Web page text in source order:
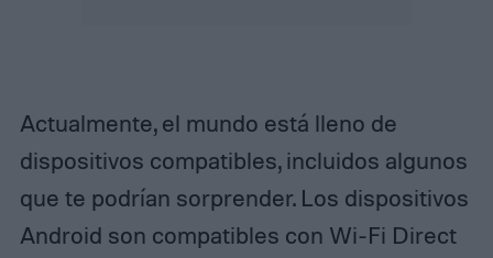
Actualmente, el mundo está lleno de
dispositivos compatibles, incluidos algunos
que te podrían sorprender. Los dispositivos
Android son compatibles con Wi-Fi Direct